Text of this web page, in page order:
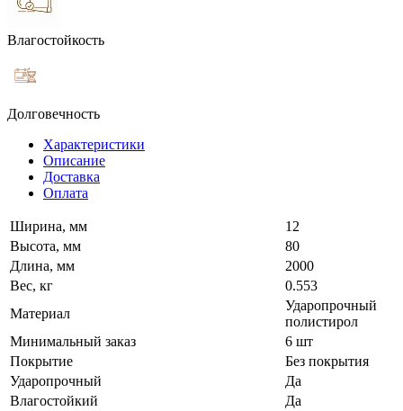
Влагостойкость
Долговечность
Характеристики
Описание
Доставка
Оплата
Ширина, мм
12
Высота, мм
80
Длина, мм
2000
Вес, кг
0.553
Материал
Ударопрочный
полистирол
Минимальный заказ
6 шт
Покрытие
Без покрытия
Ударопрочный
Да
Влагостойкий
Да